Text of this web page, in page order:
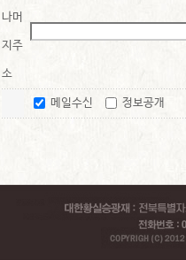
나머
지주
소
메일수신 정보공개